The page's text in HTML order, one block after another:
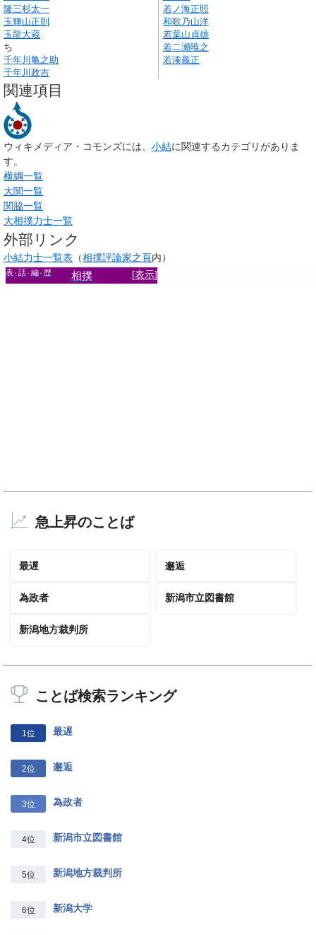
隆三杉太一
玉輝山正則
玉龍大蔵
ち
千年川亀之助
千年川政吉
若ノ海正照
和歌乃山洋
若葉山貞雄
若二瀬唯之
若湊義正
関連項目
ウィキメディア・コモンズには、 小結に関連するカテゴリがありま
す。
横綱一覧
大関一覧
関脇一覧
大相撲力士一覧
外部リンク
小結力士一覧表 （相撲評論家之頁内）
[表示]
表 話 編 歴 相撲
急上昇のことば
最遅 邂逅
為政者 新潟市立図書館
新潟地方裁判所
ことば検索ランキング
1位 最遅
2位 邂逅
3位 為政者
4位 新潟市立図書館
5位 新潟地方裁判所
6位 新潟大学